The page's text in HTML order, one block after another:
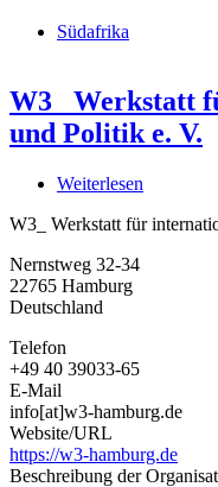
Südafrika
W3_ Werkstatt
und Politik e. V.
Weiterlesen
Werkstatt
W3_ Werkstatt für
Nernstweg 32-34
22765 Hamburg
Deutschland
Telefon
+49 40 39033-65
E-Mail
info[at]w3-hamburg.de
Website/URL
https://w3-hamburg.de
Beschreibung der